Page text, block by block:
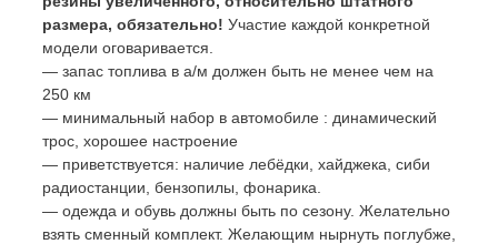
размера, обязательно! Участие каждой конкретной
модели оговаривается.
— запас топлива в а/м должен быть не менее чем на
250 км
— минимальный набор в автомобиле : динамический
трос, хорошее настроение
— приветствуется: наличие лебёдки, хайджека, сиби
радиостанции, бензопилы, фонарика.
— одежда и обувь должны быть по сезону. Желательно
взять сменный комплект. Желающим нырнуть поглубже,